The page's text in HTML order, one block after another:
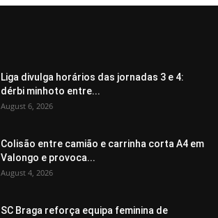
Liga divulga horários das jornadas 3 e 4:
dérbi minhoto entre...
August 6, 2026
Colisão entre camião e carrinha corta A4 em
Valongo e provoca...
August 4, 2026
SC Braga reforça equipa feminina de